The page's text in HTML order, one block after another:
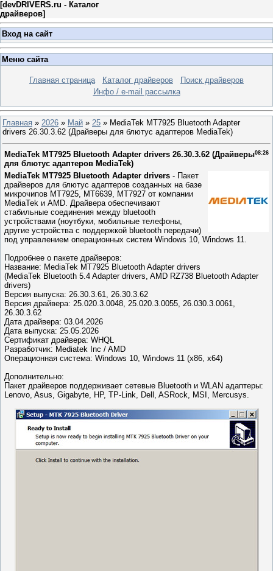
[devDRIVERS.ru - Каталог
драйверов]
Вход на сайт
Меню сайта
Главная страница Каталог драйверов
Поиск драйверов
Инфо / e-mail рассылка
Главная » 2026 » Май » 25 » MediaTek MT7925 Bluetooth Adapter
drivers 26.30.3.62 (Драйверы для блютуc адаптеров MediaTek)
08:26
MediaTek MT7925 Bluetooth Adapter drivers 26.30.3.62 (Драйверы
для блютуc адаптеров MediaTek)
MediaTek MT7925 Bluetooth Adapter drivers - Пакет
драйверов для блютус адаптеров созданных на базе
микрочипов MT7925, MT6639, MT7927 от компании
MediaTek и AMD. Драйвера обеспечивают
стабильные соединения между bluetooth
устройствами (ноутбуки, мобильные телефоны,
другие устройства с поддержкой bluetooth передачи)
под управлением операционных систем Windows 10, Windows 11.
Подробнее о пакете драйверов:
Название: MediaTek MT7925 Bluetooth Adapter drivers
(MediaTek Bluetooth 5.4 Adapter drivers, AMD RZ738 Bluetooth Adapter
drivers)
Версия выпуска: 26.30.3.61, 26.30.3.62
Версия драйвера: 25.020.3.0048, 25.020.3.0055, 26.030.3.0061,
26.30.3.62
Дата драйвера: 03.04.2026
Дата выпуска: 25.05.2026
Сертификат драйвера: WHQL
Разработчик: Mediatek Inc / AMD
Операционная система: Windows 10, Windows 11 (x86, x64)
Дополнительно:
Пакет драйверов поддерживает сетевые Bluetooth и WLAN адаптеры:
Lenovo, Asus, Gigabyte, HP, TP-Link, Dell, ASRock, MSI, Mercusys.